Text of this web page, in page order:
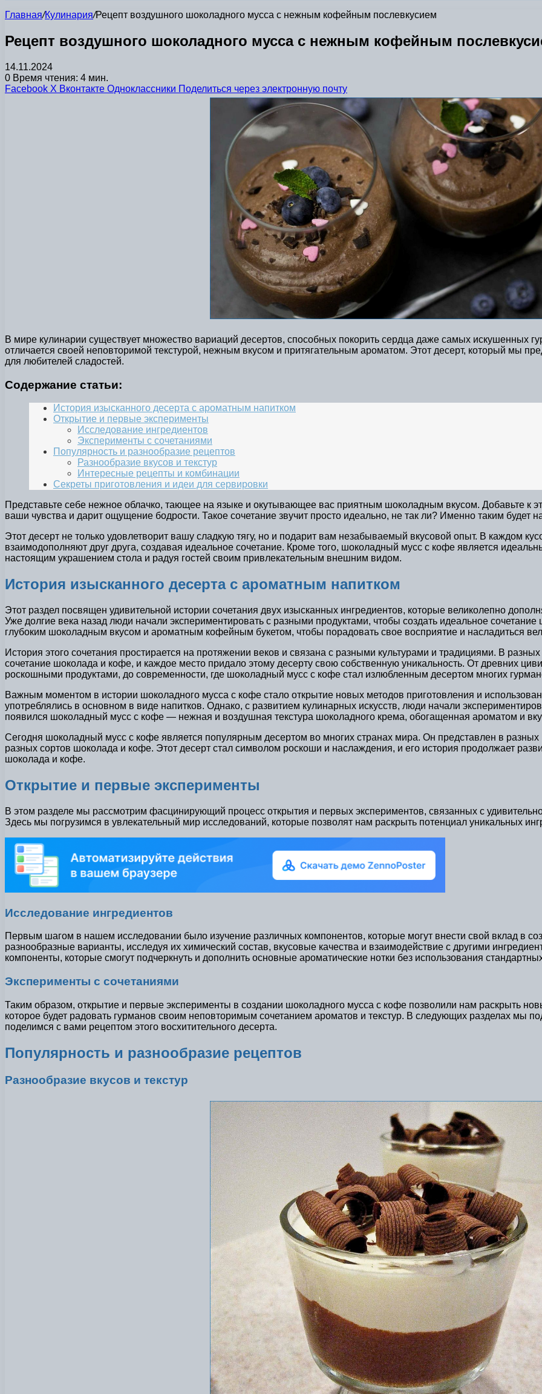
Главная/Кулинария/Рецепт воздушного шоколадного мусса с нежным кофейным послевкусием
Рецепт воздушного шоколадного мусса с нежным кофейным
14.11.2024
0 Время чтения: 4 мин.
Facebook X Вконтакте Одноклассники Поделиться через электронную почту
В мире кулинарии существует множество вариаций десертов, способных покорить сердца даже самых искушенных
отличается своей неповторимой текстурой, нежным вкусом и притягательным ароматом. Этот десерт, который мы
для любителей сладостей.
Содержание статьи:
История изысканного десерта с ароматным напитком
Открытие и первые эксперименты
Исследование ингредиентов
Эксперименты с сочетаниями
Популярность и разнообразие рецептов
Разнообразие вкусов и текстур
Интересные рецепты и комбинации
Секреты приготовления и идеи для сервировки
Представьте себе нежное облачко, тающее на языке и окутывающее вас приятным шоколадным вкусом. Добавьте к
ваши чувства и дарит ощущение бодрости. Такое сочетание звучит просто идеально, не так ли? Именно таким будет
Этот десерт не только удовлетворит вашу сладкую тягу, но и подарит вам незабываемый вкусовой опыт. В каждом
взаимодополняют друг друга, создавая идеальное сочетание. Кроме того, шоколадный мусс с кофе является
настоящим украшением стола и радуя гостей своим привлекательным внешним видом.
История изысканного десерта с ароматным напитком
Этот раздел посвящен удивительной истории сочетания двух изысканных ингредиентов, которые великолепно
Уже долгие века назад люди начали экспериментировать с разными продуктами, чтобы создать идеальное
глубоким шоколадным вкусом и ароматным кофейным букетом, чтобы порадовать свое восприятие и насладиться
История этого сочетания простирается на протяжении веков и связана с разными культурами и традициями. В
сочетание шоколада и кофе, и каждое место придало этому десерту свою собственную уникальность. От древних
роскошными продуктами, до современности, где шоколадный мусс с кофе стал излюбленным десертом многих
Важным моментом в истории шоколадного мусса с кофе стало открытие новых методов приготовления и
употреблялись в основном в виде напитков. Однако, с развитием кулинарных искусств, люди начали
появился шоколадный мусс с кофе — нежная и воздушная текстура шоколадного крема, обогащенная ароматом и
Сегодня шоколадный мусс с кофе является популярным десертом во многих странах мира. Он представлен в
разных сортов шоколада и кофе. Этот десерт стал символом роскоши и наслаждения, и его история продолжает
шоколада и кофе.
Открытие и первые эксперименты
В этом разделе мы рассмотрим фасцинирующий процесс открытия и первых экспериментов, связанных с
Здесь мы погрузимся в увлекательный мир исследований, которые позволят нам раскрыть потенциал уникальных
Исследование ингредиентов
Первым шагом в нашем исследовании было изучение различных компонентов, которые могут внести свой вклад в
разнообразные варианты, исследуя их химический состав, вкусовые качества и взаимодействие с другими
компоненты, которые смогут подчеркнуть и дополнить основные ароматические нотки без использования
Эксперименты с сочетаниями
Таким образом, открытие и первые эксперименты в создании шоколадного мусса с кофе позволили нам раскрыть
которое будет радовать гурманов своим неповторимым сочетанием ароматов и текстур. В следующих разделах мы
поделимся с вами рецептом этого восхитительного десерта.
Популярность и разнообразие рецептов
Разнообразие вкусов и текстур